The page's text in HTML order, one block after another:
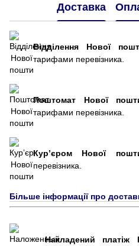
Доставка
Відділення Нової
тарифами перевізника.
Поштомат Нової
тарифами перевізника.
Курʼєром Нової
перевізника.
Більше інформації про
Накладений платіж